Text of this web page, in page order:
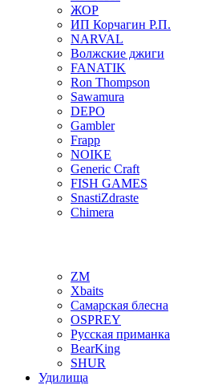
ЖОР
ИП Корчагин Р.П.
NARVAL
Волжские джиги
FANATIK
Ron Thompson
Sawamura
DEPO
Gambler
Frapp
NOIKE
Generic Craft
FISH GAMES
SnastiZdraste
Chimera
ZM
Xbaits
Самарская блесна
OSPREY
Русская приманка
BearKing
SHUR
Удилища